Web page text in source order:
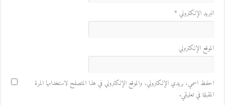
البريد الإلكتروني *
الموقع الإلكتروني
احفظ اسمي، بريدي الإلكتروني، والموقع الإلكتروني في هذا المتصفح لاستخدامها المرة
المقبلة في تعليقي.